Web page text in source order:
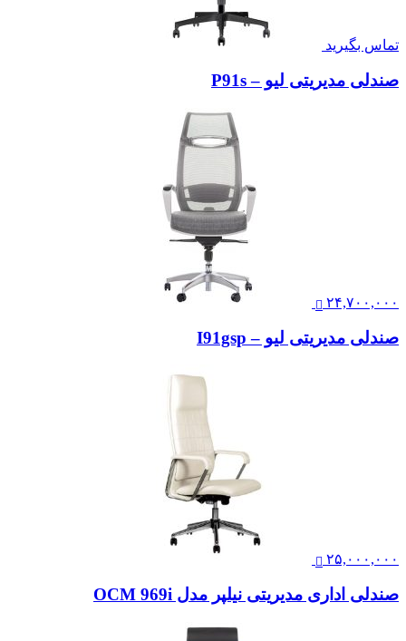
تماس بگیرید
صندلی مدیریتی لیو – P91s
۲۴,۷۰۰,۰۰۰
صندلی مدیریتی لیو – I91gsp
۲۵,۰۰۰,۰۰۰
صندلی اداری مدیریتی نیلپر مدل OCM 969i